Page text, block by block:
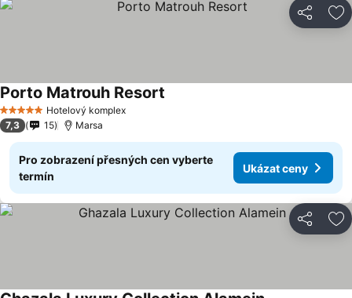
Sdílet
5 Počet hvězdičekHotelový komplex
Porto Matrouh Resort
7,3 15 Marsa
Pro zobrazení přesných cen vyberte
termín
Ukázat ceny
Sdílet